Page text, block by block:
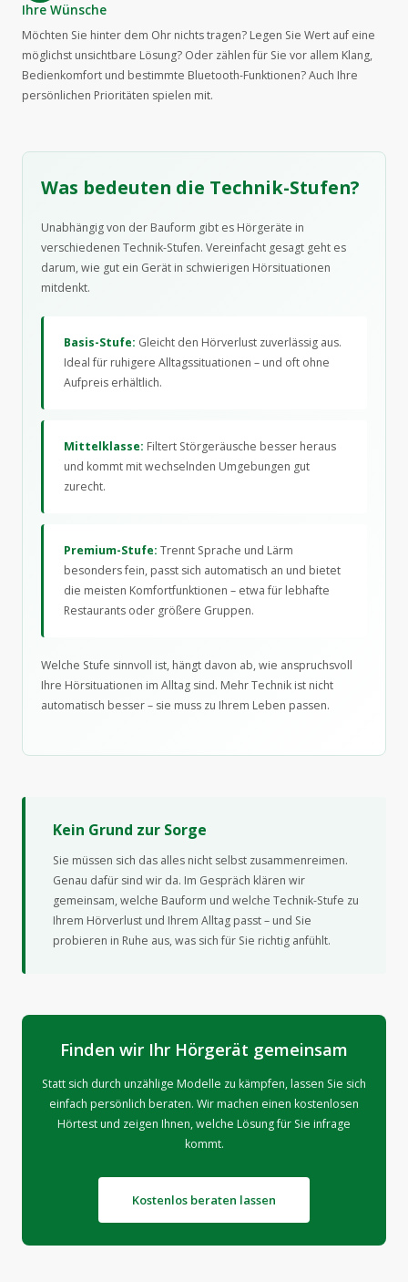
Ihre Wünsche
Möchten Sie hinter dem Ohr nichts tragen? Legen Sie Wert auf eine
möglichst unsichtbare Lösung? Oder zählen für Sie vor allem Klang,
Bedienkomfort und bestimmte Bluetooth-Funktionen? Auch Ihre
persönlichen Prioritäten spielen mit.
Was bedeuten die Technik-Stufen?
Unabhängig von der Bauform gibt es Hörgeräte in
verschiedenen Technik-Stufen. Vereinfacht gesagt geht es
darum, wie gut ein Gerät in schwierigen Hörsituationen
mitdenkt.
Basis-Stufe: Gleicht den Hörverlust zuverlässig aus.
Ideal für ruhigere Alltagssituationen – und oft ohne
Aufpreis erhältlich.
Mittelklasse: Filtert Störgeräusche besser heraus
und kommt mit wechselnden Umgebungen gut
zurecht.
Premium-Stufe: Trennt Sprache und Lärm
besonders fein, passt sich automatisch an und bietet
die meisten Komfortfunktionen – etwa für lebhafte
Restaurants oder größere Gruppen.
Welche Stufe sinnvoll ist, hängt davon ab, wie anspruchsvoll
Ihre Hörsituationen im Alltag sind. Mehr Technik ist nicht
automatisch besser – sie muss zu Ihrem Leben passen.
Kein Grund zur Sorge
Sie müssen sich das alles nicht selbst zusammenreimen.
Genau dafür sind wir da. Im Gespräch klären wir
gemeinsam, welche Bauform und welche Technik-Stufe zu
Ihrem Hörverlust und Ihrem Alltag passt – und Sie
probieren in Ruhe aus, was sich für Sie richtig anfühlt.
Finden wir Ihr Hörgerät gemeinsam
Statt sich durch unzählige Modelle zu kämpfen, lassen Sie sich
einfach persönlich beraten. Wir machen einen kostenlosen
Hörtest und zeigen Ihnen, welche Lösung für Sie infrage
kommt.
Kostenlos beraten lassen